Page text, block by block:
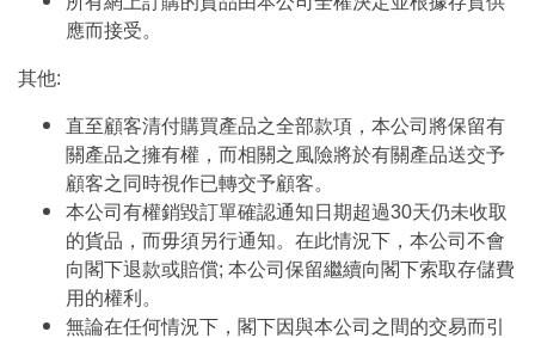
應而接受。
其他:
直至顧客清付購買產品之全部款項，本公司將保留有
關產品之擁有權，而相關之風險將於有關產品送交予
顧客之同時視作已轉交予顧客。
本公司有權銷毀訂單確認通知日期超過30天仍未收取
的貨品，而毋須另行通知。在此情況下，本公司不會
向閣下退款或賠償; 本公司保留繼續向閣下索取存儲費
用的權利。
無論在任何情況下，閣下因與本公司之間的交易而引